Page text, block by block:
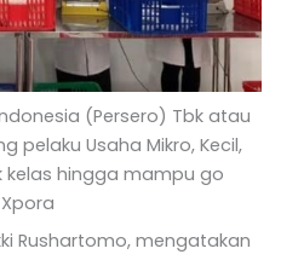
(Persero) Tbk atau
pelaku Usaha Mikro, Kecil,
kelas hingga mampu go
Rushartomo, mengatakan